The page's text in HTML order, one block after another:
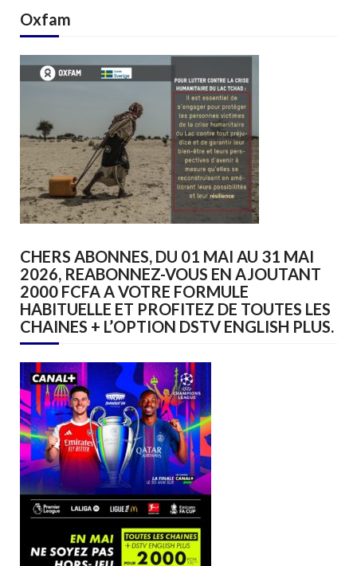
Oxfam
CHERS ABONNES, DU 01 MAI AU 31 MAI
2026, REABONNEZ-VOUS EN AJOUTANT
2000 FCFA A VOTRE FORMULE
HABITUELLE ET PROFITEZ DE TOUTES LES
CHAINES + L’OPTION DSTV ENGLISH PLUS.